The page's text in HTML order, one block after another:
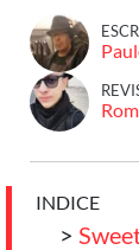
INDICE
>